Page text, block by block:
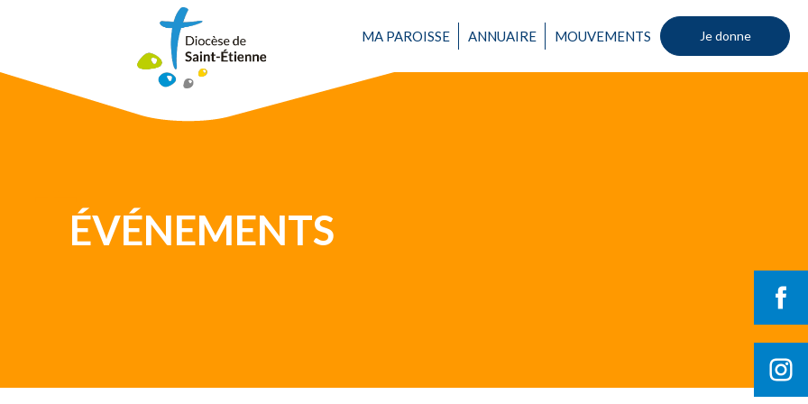
MA PAROISSE ANNUAIRE MOUVEMENTS Je donne
ÉVÉNEMENTS